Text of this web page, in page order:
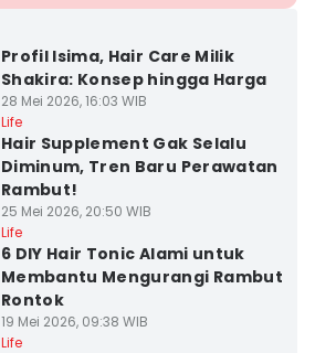
Profil Isima, Hair Care Milik
Shakira: Konsep hingga Harga
28 Mei 2026, 16:03 WIB
Life
Hair Supplement Gak Selalu
Diminum, Tren Baru Perawatan
Rambut!
25 Mei 2026, 20:50 WIB
Life
6 DIY Hair Tonic Alami untuk
Membantu Mengurangi Rambut
Rontok
19 Mei 2026, 09:38 WIB
Life